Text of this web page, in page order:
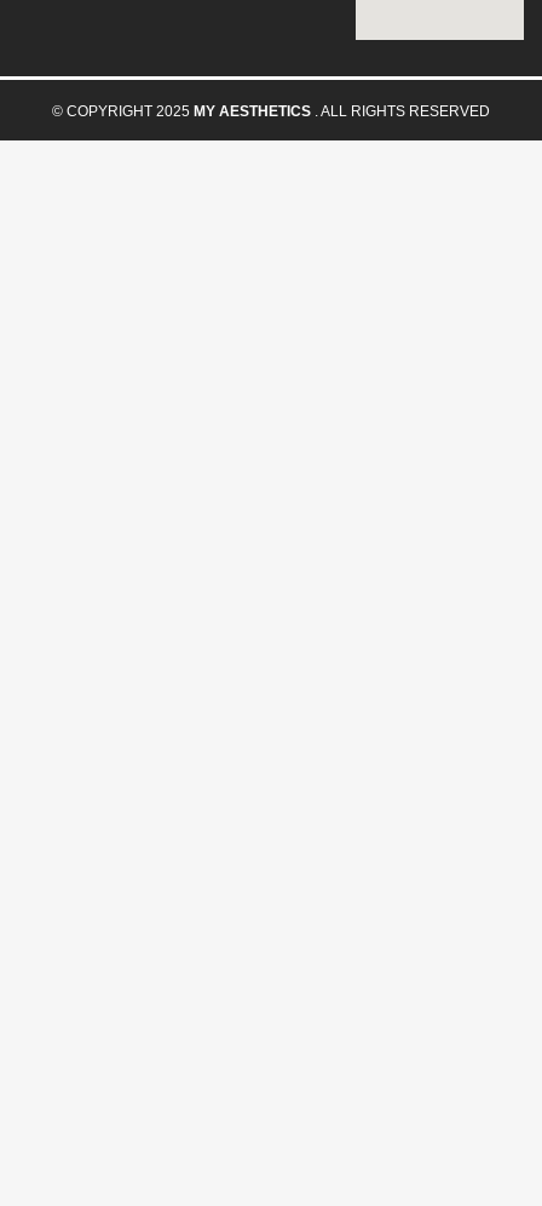
© COPYRIGHT 2025 MY AESTHETICS . ALL RIGHTS RESERVED